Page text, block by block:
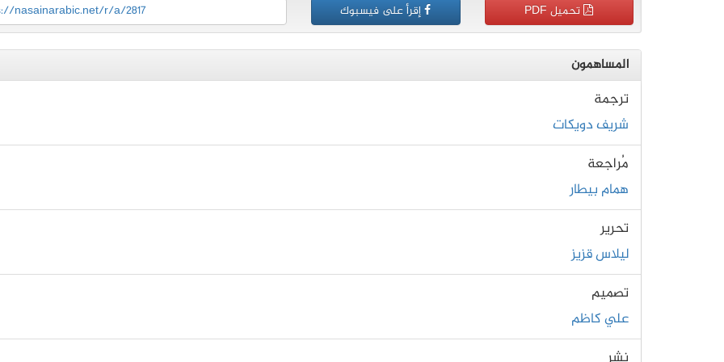
تحميل PDF إقرأ على فيسبوك nasainarabic.net/r/a/2817
المساهمون
ترجمة
شريف دويكات
مُراجعة
همام بيطار
تحرير
ليلاس قزيز
تصميم
علي كاظم